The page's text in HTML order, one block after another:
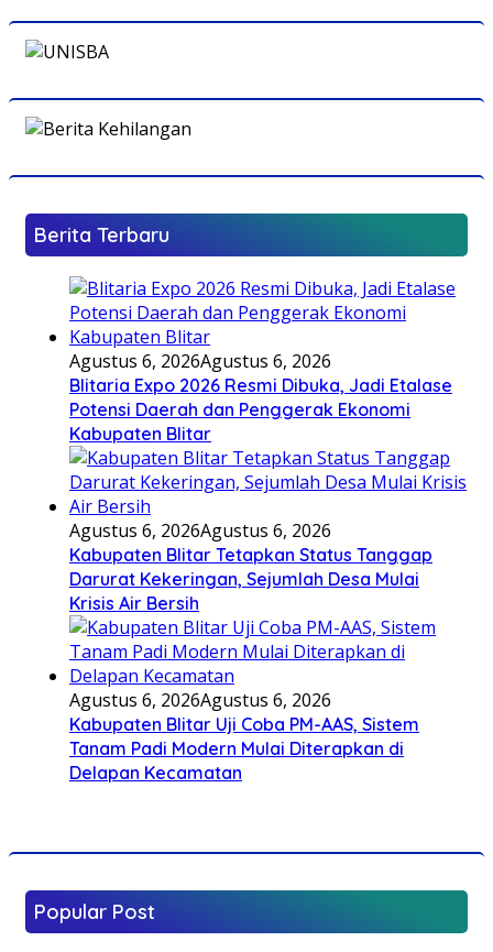
Berita Terbaru
Agustus 6, 2026Agustus 6, 2026
Blitaria Expo 2026 Resmi Dibuka, Jadi Etalase
Potensi Daerah dan Penggerak Ekonomi
Kabupaten Blitar
Agustus 6, 2026Agustus 6, 2026
Kabupaten Blitar Tetapkan Status Tanggap
Darurat Kekeringan, Sejumlah Desa Mulai
Krisis Air Bersih
Agustus 6, 2026Agustus 6, 2026
Kabupaten Blitar Uji Coba PM-AAS, Sistem
Tanam Padi Modern Mulai Diterapkan di
Delapan Kecamatan
Popular Post